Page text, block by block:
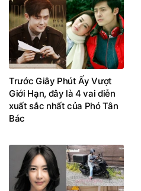
Trước Giây Phút Ấy Vượt
Giới Hạn, đây là 4 vai diễn
xuất sắc nhất của Phó Tân
Bác